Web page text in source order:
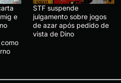
e
STF suspende
julgamento sobre jogos
de azar após pedido de
vista de Dino